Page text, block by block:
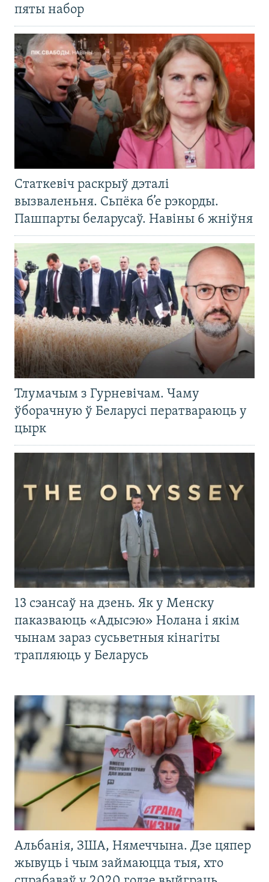
пяты набор
Статкевіч раскрыў дэталі
вызваленьня. Сьпёка б’е рэкорды.
Пашпарты беларусаў. Навіны 6 жніўня
Тлумачым з Гурневічам. Чаму
ўборачную ў Беларусі ператвараюць у
цырк
13 сэансаў на дзень. Як у Менску
паказваюць «Адысэю» Нолана і якім
чынам зараз сусьветныя кінагіты
трапляюць у Беларусь
Альбанія, ЗША, Нямеччына. Дзе цяпер
жывуць і чым займаюцца тыя, хто